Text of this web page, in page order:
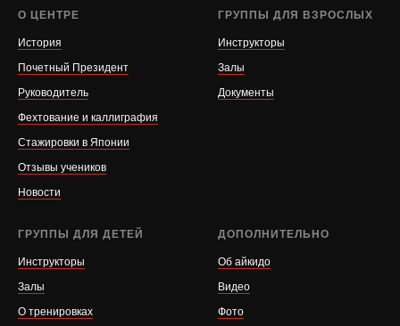
О ЦЕНТРЕ
История
Почетный Президент
Руководитель
Фехтование и каллиграфия
Стажировки в Японии
Отзывы учеников
Новости
ГРУППЫ ДЛЯ ВЗРОСЛЫХ
Инструкторы
Залы
Документы
ГРУППЫ ДЛЯ ДЕТЕЙ
Инструкторы
Залы
О тренировках
ДОПОЛНИТЕЛЬНО
Об айкидо
Видео
Фото